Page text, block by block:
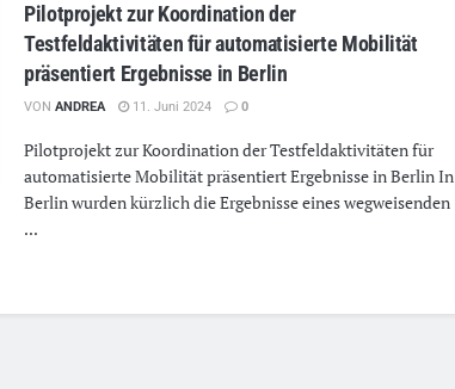
Pilotprojekt zur Koordination der
Testfeldaktivitäten für automatisierte Mobilität
präsentiert Ergebnisse in Berlin
VON ANDREA 11. Juni 2024 0
Pilotprojekt zur Koordination der Testfeldaktivitäten für
automatisierte Mobilität präsentiert Ergebnisse in Berlin In
Berlin wurden kürzlich die Ergebnisse eines wegweisenden
...